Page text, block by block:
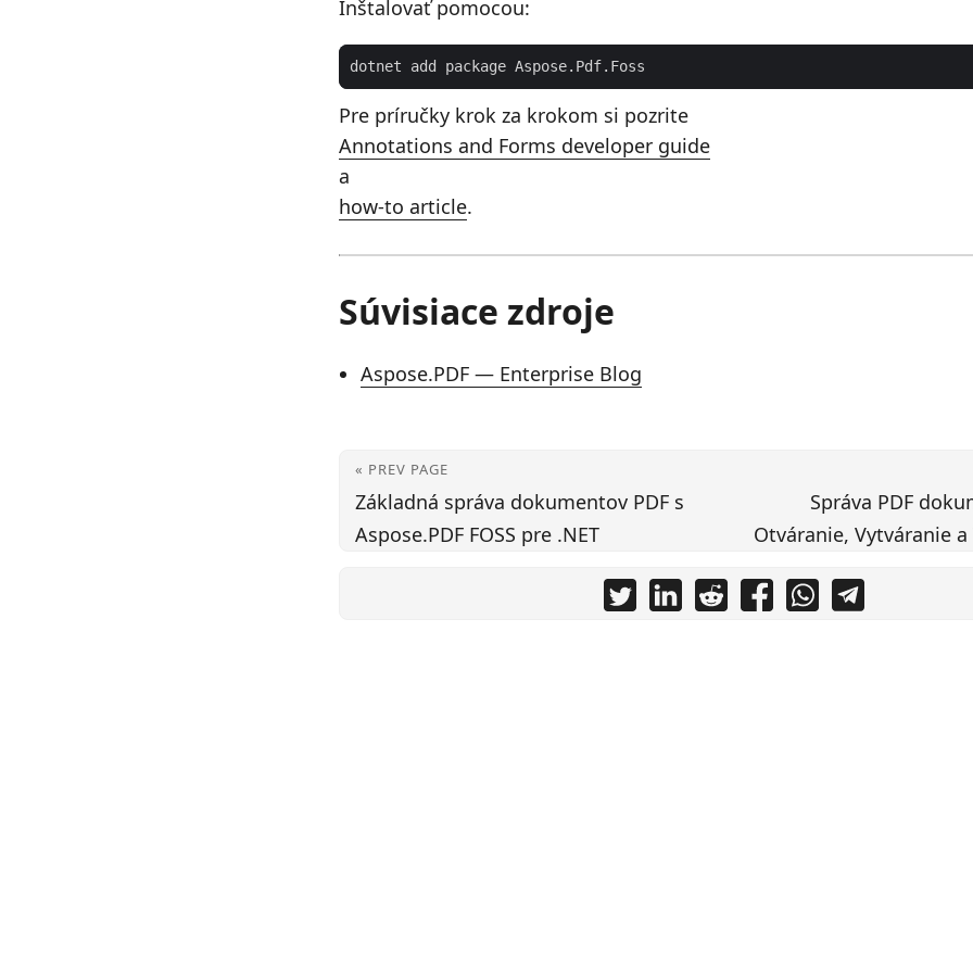
Inštalovať pomocou:
Pre príručky krok za krokom si pozrite
Annotations and Forms developer guide
a
how-to article.
Súvisiace zdroje
Aspose.PDF — Enterprise Blog
« PREV PAGE
Základná správa dokumentov PDF s
Aspose.PDF FOSS pre .NET
Správa PDF
Otváranie, Vytváranie